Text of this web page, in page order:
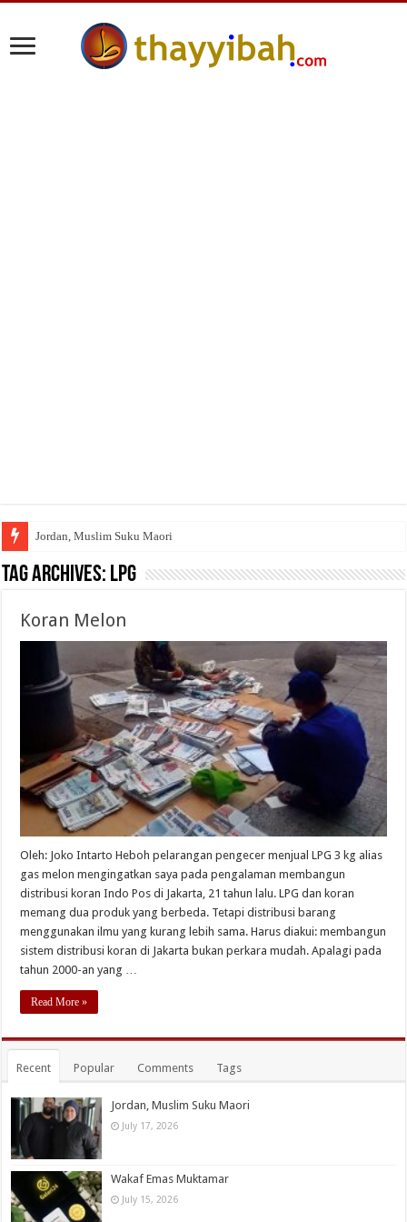
Jordan, Muslim Suku Maori
Tag Archives: LPG
Koran Melon
Oleh: Joko Intarto Heboh pelarangan pengecer menjual LPG 3 kg alias
gas melon mengingatkan saya pada pengalaman membangun
distribusi koran Indo Pos di Jakarta, 21 tahun lalu. LPG dan koran
memang dua produk yang berbeda. Tetapi distribusi barang
menggunakan ilmu yang kurang lebih sama. Harus diakui: membangun
sistem distribusi koran di Jakarta bukan perkara mudah. Apalagi pada
tahun 2000-an yang …
Read More »
Recent Popular Comments Tags
Jordan, Muslim Suku Maori
July 17, 2026
Wakaf Emas Muktamar
July 15, 2026